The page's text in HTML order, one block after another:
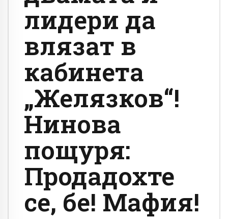
лидери да
влязат в
кабинета
„Желязков“!
Нинова
пощуря:
Продадохте
се, бе! Мафия!